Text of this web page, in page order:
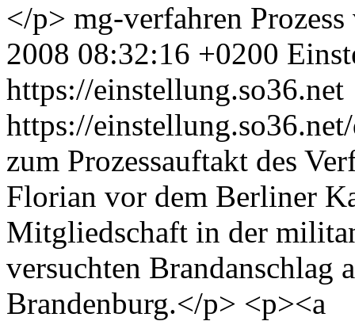
</p> mg-verfahren Prozess
2008 08:32:16 +0200
https://einstellung.so36.net
https://
zum Prozessauftakt des
Florian vor dem Berliner
Mitgliedschaft in der
versuchten Brandanschlag
Brandenburg.</p> <p><a